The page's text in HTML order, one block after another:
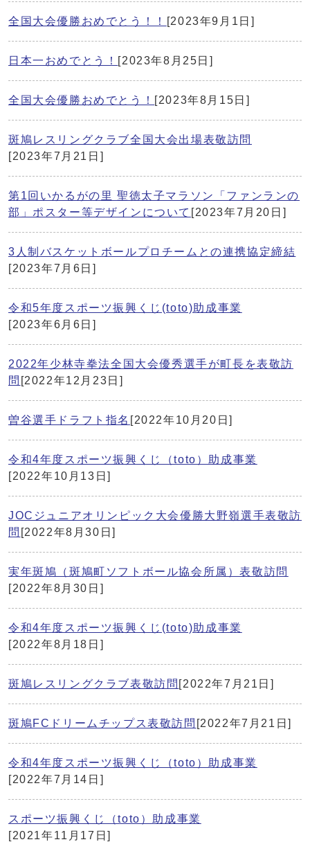
全国大会優勝おめでとう！！ [2023年9月1日]
日本一おめでとう！ [2023年8月25日]
全国大会優勝おめでとう！ [2023年8月15日]
斑鳩レスリングクラブ全国大会出場表敬訪問
[2023年7月21日]
第1回いかるがの里 聖徳太子マラソン「ファンランの
部」ポスター等デザインについて [2023年7月20日]
3人制バスケットボールプロチームとの連携協定締結
[2023年7月6日]
令和5年度スポーツ振興くじ(toto)助成事業
[2023年6月6日]
2022年少林寺拳法全国大会優秀選手が町長を表敬訪
問 [2022年12月23日]
曽谷選手ドラフト指名 [2022年10月20日]
令和4年度スポーツ振興くじ（toto）助成事業
[2022年10月13日]
JOCジュニアオリンピック大会優勝大野嶺選手表敬訪
問 [2022年8月30日]
実年斑鳩（斑鳩町ソフトボール協会所属）表敬訪問
[2022年8月30日]
令和4年度スポーツ振興くじ(toto)助成事業
[2022年8月18日]
斑鳩レスリングクラブ表敬訪問 [2022年7月21日]
斑鳩FCドリームチップス表敬訪問 [2022年7月21日]
令和4年度スポーツ振興くじ（toto）助成事業
[2022年7月14日]
スポーツ振興くじ（toto）助成事業
[2021年11月17日]